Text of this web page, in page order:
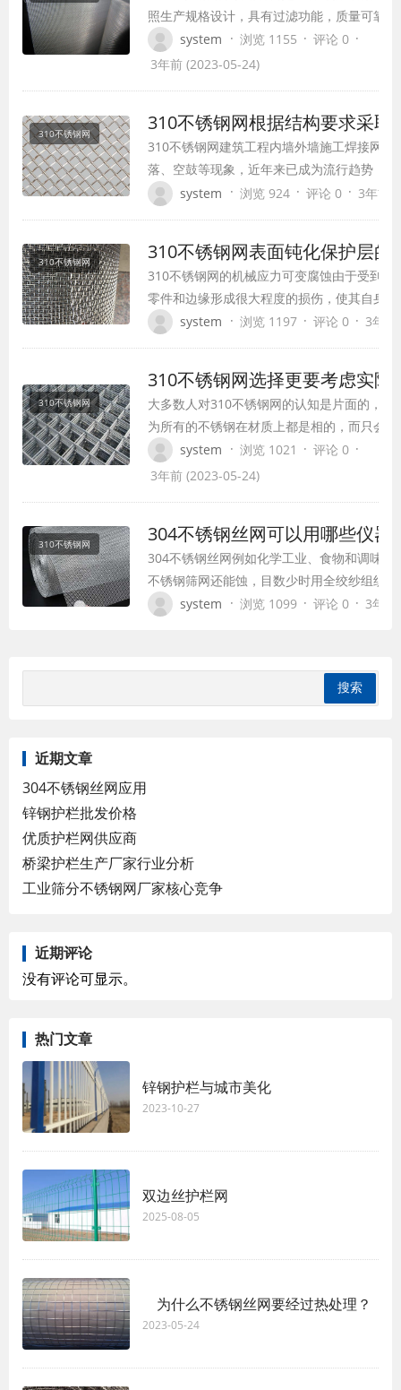
照生产规格设计，具有过滤功能，质量可靠
网滤筒特点: 1、单位面积流量大。 2、适用
环境。 3、孔隙均匀，过滤精度高。 4、耐腐
system · 浏览 1155 · 评论 0 ·
3年前 (2023-05-24)
310不锈钢网 310不锈钢网根据结构要求采取
310不锈钢网建筑工程内墙外墙施工焊接网可
落、空鼓等现象，近年来已成为流行趋势，
了大家的认可。 热浸镀锌焊网焊接后，选用
system · 浏览 924 · 评论 0 · 3年前
310不锈钢网 310不锈钢网表面钝化保护层的
310不锈钢网的机械应力可变腐蚀由于受到外
零件和边缘形成很大程度的损伤，使其自身
然后破坏其自身应有的防腐功能，加速其锈
system · 浏览 1197 · 评论 0 · 3年
310不锈钢网
310不锈钢网选择更要考虑实际
大多数人对310不锈钢网的认知是片面的，有
为所有的不锈钢在材质上都是相的，而只会
度、形状等方面的差异。其实不锈钢本身的
这也使得不锈钢不仅在外观造型上表现出性
system · 浏览 1021 · 评论 0 ·
3年前 (2023-05-24)
310不锈钢网 304不锈钢丝网可以用哪些仪器
304不锈钢丝网例如化学工业、食物和调味品
不锈钢筛网还能蚀，目数少时用全绞纱组织
纱或平纹组织，蚕丝筛网的标准有4~62孔/厘
为：不锈钢方孔网…
system · 浏览 1099 · 评论 0 · 3年
近期文章
304不锈钢丝网应用
锌钢护栏批发价格
优质护栏网供应商
桥梁护栏生产厂家行业分析
工业筛分不锈钢网厂家核心竞争
近期评论
没有评论可显示。
热门文章
锌钢护栏与城市美化
2023-10-27
双边丝护栏网
2025-08-05
为什么不锈钢丝网要经过热处理？
2023-05-24